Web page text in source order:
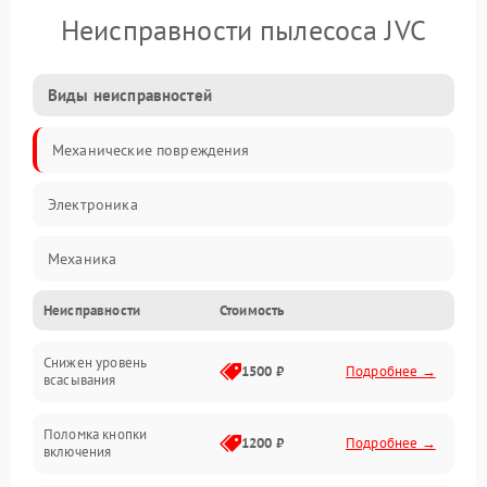
Неисправности пылесоса JVC
Виды неисправностей
Механические повреждения
Электроника
Механика
Электропитание
Всасывание
Неисправности Стоимость
Снижен уровень
всасывания
1500 ₽ Подробнее →
Поломка кнопки
включения
1200 ₽ Подробнее →